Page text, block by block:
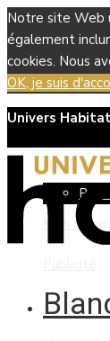
Notre site Web
également
cookies. Nous
OK, je suis
Univers
Boutique
Panier
Mon
Contact